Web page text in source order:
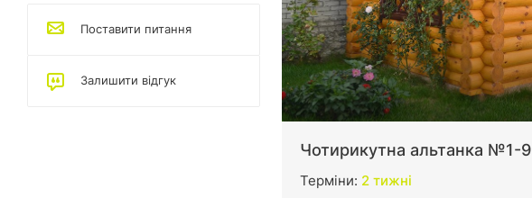
Чотирикутна альтанка №1-9
Терміни: 2 тижні
Поставити питання
Залишити відгук